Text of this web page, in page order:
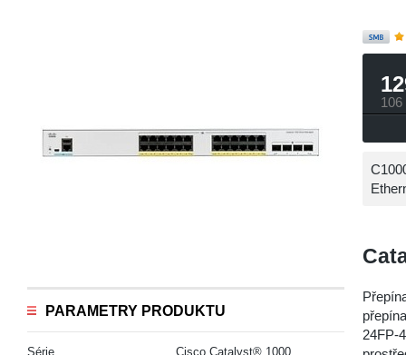
PARAMETRY PRODUKTU
Série Cisco Catalyst® 1000
24FP-